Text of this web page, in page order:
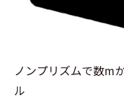
ノンプリズムで数m
ル